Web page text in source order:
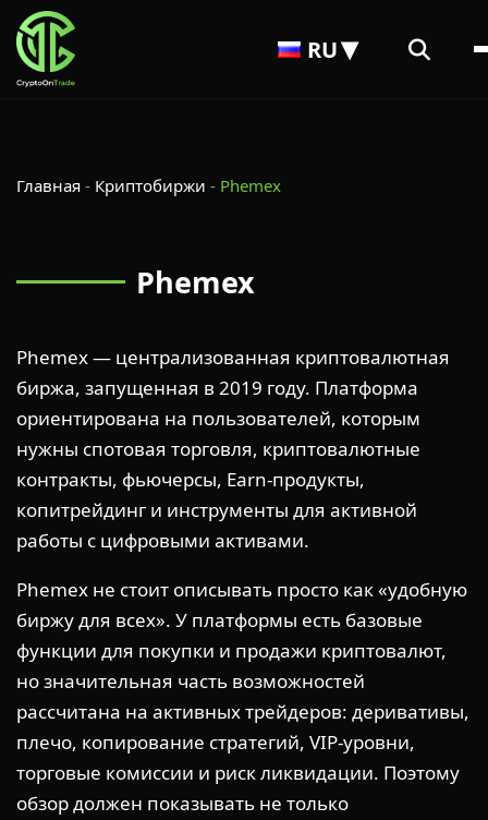
RU
Главная - Криптобиржи - Phemex
Phemex
Phemex — централизованная криптовалютная
биржа, запущенная в 2019 году. Платформа
ориентирована на пользователей, которым
нужны спотовая торговля, криптовалютные
контракты, фьючерсы, Earn-продукты,
копитрейдинг и инструменты для активной
работы с цифровыми активами.
Phemex не стоит описывать просто как «удобную
биржу для всех». У платформы есть базовые
функции для покупки и продажи криптовалют,
но значительная часть возможностей
рассчитана на активных трейдеров: деривативы,
плечо, копирование стратегий, VIP-уровни,
торговые комиссии и риск ликвидации. Поэтому
обзор должен показывать не только